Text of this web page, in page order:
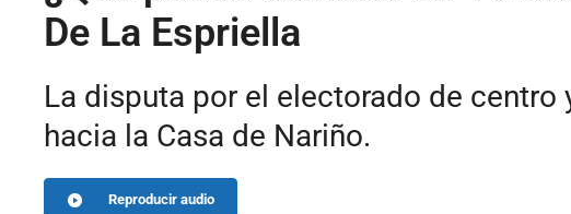
De La Espriella
La disputa por el electorado de
hacia la Casa de Nariño.
Reproducir audio